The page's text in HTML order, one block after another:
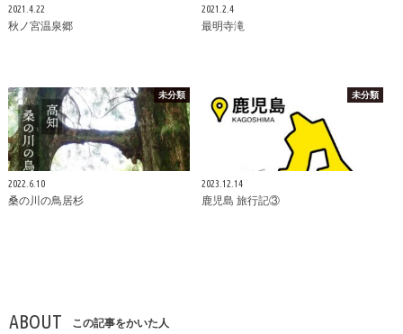
2021.4.22
秋ノ宮温泉郷
2021.2.4
最明寺滝
未分類
2022.6.10
桑の川の鳥居杉
未分類
2023.12.14
鹿児島 旅行記③
ABOUT この記事をかいた人